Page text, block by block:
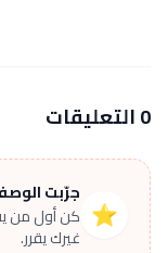
0 التعليقات
⭐
جرّبت
كن أول من
غيرك يقرر.